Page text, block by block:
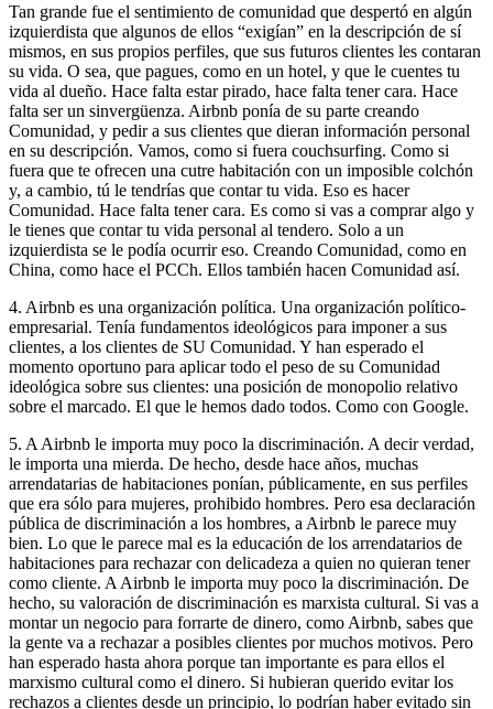
Tan grande fue el sentimiento de comunidad que despertó en algún
izquierdista que algunos de ellos “exigían” en la descripción de sí
mismos, en sus propios perfiles, que sus futuros clientes les contaran
su vida. O sea, que pagues, como en un hotel, y que le cuentes tu
vida al dueño. Hace falta estar pirado, hace falta tener cara. Hace
falta ser un sinvergüenza. Airbnb ponía de su parte creando
Comunidad, y pedir a sus clientes que dieran información personal
en su descripción. Vamos, como si fuera couchsurfing. Como si
fuera que te ofrecen una cutre habitación con un imposible colchón
y, a cambio, tú le tendrías que contar tu vida. Eso es hacer
Comunidad. Hace falta tener cara. Es como si vas a comprar algo y
le tienes que contar tu vida personal al tendero. Solo a un
izquierdista se le podía ocurrir eso. Creando Comunidad, como en
China, como hace el PCCh. Ellos también hacen Comunidad así.
4. Airbnb es una organización política. Una organización político-
empresarial. Tenía fundamentos ideológicos para imponer a sus
clientes, a los clientes de SU Comunidad. Y han esperado el
momento oportuno para aplicar todo el peso de su Comunidad
ideológica sobre sus clientes: una posición de monopolio relativo
sobre el marcado. El que le hemos dado todos. Como con Google.
5. A Airbnb le importa muy poco la discriminación. A decir verdad,
le importa una mierda. De hecho, desde hace años, muchas
arrendatarias de habitaciones ponían, públicamente, en sus perfiles
que era sólo para mujeres, prohibido hombres. Pero esa declaración
pública de discriminación a los hombres, a Airbnb le parece muy
bien. Lo que le parece mal es la educación de los arrendatarios de
habitaciones para rechazar con delicadeza a quien no quieran tener
como cliente. A Airbnb le importa muy poco la discriminación. De
hecho, su valoración de discriminación es marxista cultural. Si vas a
montar un negocio para forrarte de dinero, como Airbnb, sabes que
la gente va a rechazar a posibles clientes por muchos motivos. Pero
han esperado hasta ahora porque tan importante es para ellos el
marxismo cultural como el dinero. Si hubieran querido evitar los
rechazos a clientes desde un principio, lo podrían haber evitado sin